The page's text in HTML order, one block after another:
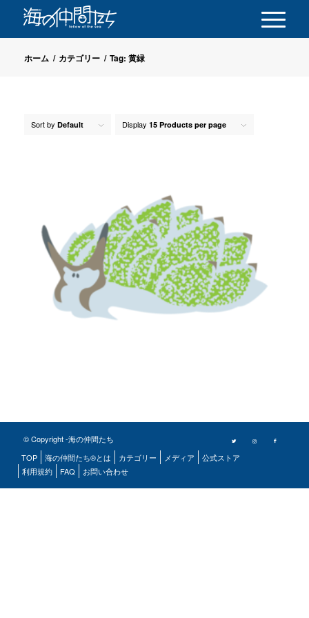
ホーム / カテゴリー / Tag: 黄緑
Sort by Default Display 15 Products per page
© Copyright -海の仲間たち
TOP
海の仲間たち®とは カテゴリー メディア
公式ストア
利用規約
FAQ お問い合わせ